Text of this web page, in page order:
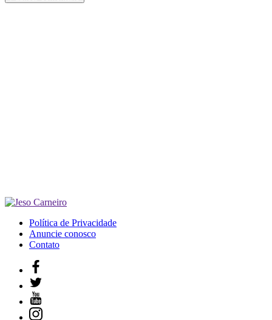
Política de Privacidade
Anuncie conosco
Contato